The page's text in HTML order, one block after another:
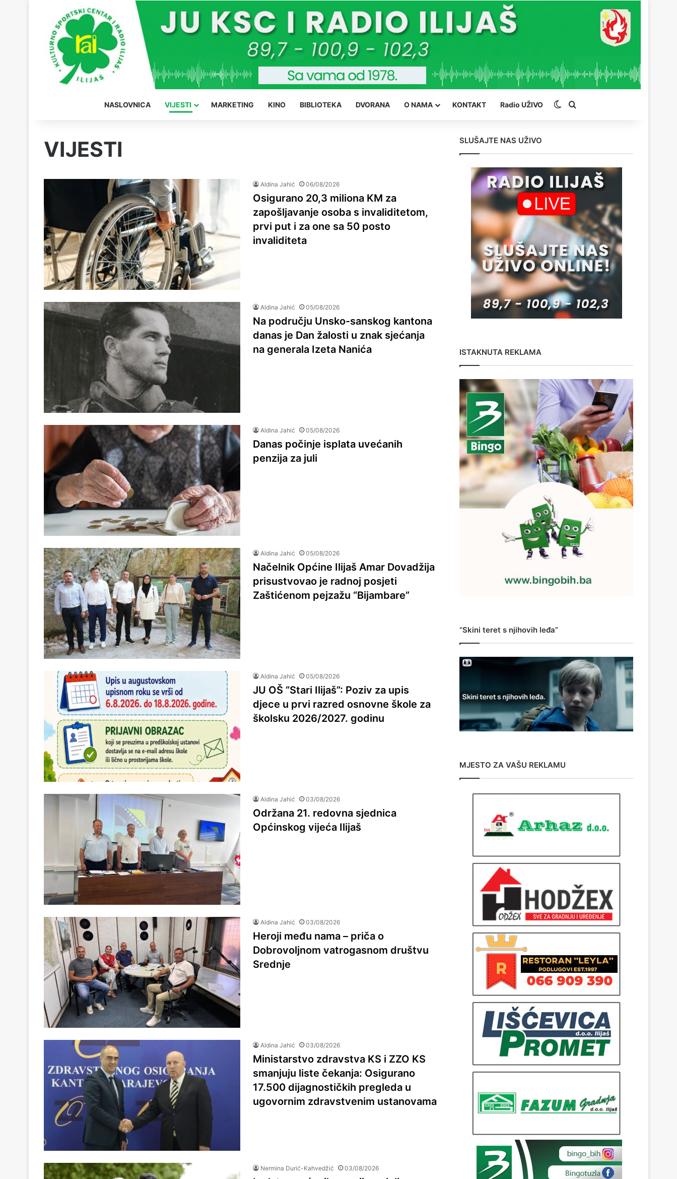
NASLOVNICA VIJESTI MARKETING KINO BIBLIOTEKA DVORANA O NAMA KONTAKT Radio UŽIVO Switch skin
VIJESTI
Aldina Jahić 06/08/2026
Osigurano 20,3 miliona KM za
zapošljavanje osoba s invaliditetom,
prvi put i za one sa 50 posto
invaliditeta
Aldina Jahić 05/08/2026
Na području Unsko-sanskog kantona
danas je Dan žalosti u znak sjećanja
na generala Izeta Nanića
Aldina Jahić 05/08/2026
Danas počinje isplata uvećanih
penzija za juli
Aldina Jahić 05/08/2026
Načelnik Općine Ilijaš Amar Dovadžija
prisustvovao je radnoj posjeti
Zaštićenom pejzažu “Bijambare”
Aldina Jahić 05/08/2026
JU OŠ “Stari Ilijaš”: Poziv za upis
djece u prvi razred osnovne škole za
školsku 2026/2027. godinu
Aldina Jahić 03/08/2026
Održana 21. redovna sjednica
Općinskog vijeća Ilijaš
Aldina Jahić 03/08/2026
Heroji među nama – priča o
Dobrovoljnom vatrogasnom društvu
Srednje
Aldina Jahić 03/08/2026
Ministarstvo zdravstva KS i ZZO KS
smanjuju liste čekanja: Osigurano
17.500 dijagnostičkih pregleda u
ugovornim zdravstvenim ustanovama
Nermina Durić-Kahvedžić 03/08/2026
SLUŠAJTE NAS UŽIVO
ISTAKNUTA REKLAMA
“Skini teret s njihovih leđa”
MJESTO ZA VAŠU REKLAMU